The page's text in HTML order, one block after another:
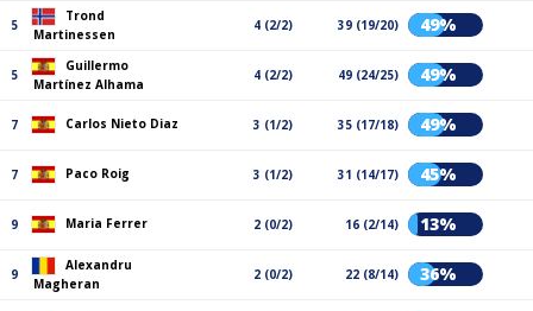
5
Trond
Martinessen
4 (2/2) 39 (19/20) 49%
5
Guillermo
Martínez Alhama
4 (2/2) 49 (24/25) 49%
7 Carlos Nieto Diaz 3 (1/2) 35 (17/18) 49%
7 Paco Roig 3 (1/2) 31 (14/17) 45%
9 Maria Ferrer 2 (0/2) 16 (2/14) 13%
9
Alexandru
Magheran
2 (0/2) 22 (8/14) 36%